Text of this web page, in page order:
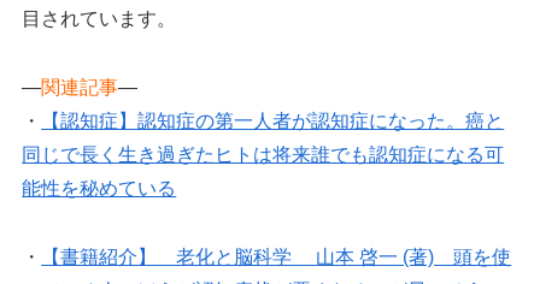
目されています。
—関連記事—
・
【認知症】認知症の第一人者が認知症になった。癌と
同じで長く生き過ぎたヒトは将来誰でも認知症になる可
能性を秘めている
・
【書籍紹介】 老化と脳科学 山本 啓一 (著) 頭を使